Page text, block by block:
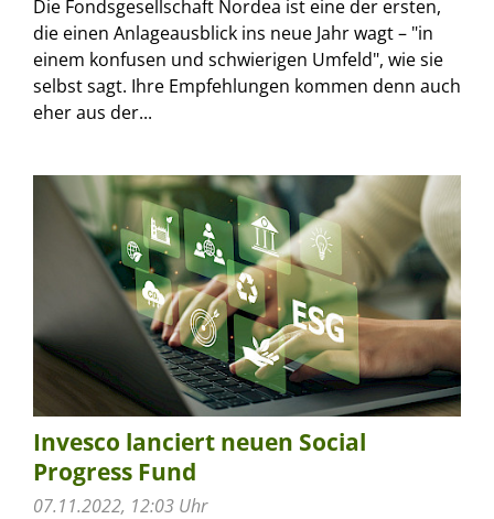
Die Fondsgesellschaft Nordea ist eine der ersten,
die einen Anlageausblick ins neue Jahr wagt – "in
einem konfusen und schwierigen Umfeld", wie sie
selbst sagt. Ihre Empfehlungen kommen denn auch
eher aus der...
Invesco lanciert neuen Social
Progress Fund
07.11.2022, 12:03 Uhr